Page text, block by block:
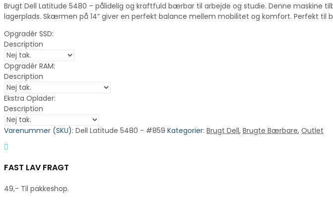
Brugt Dell Latitude 5480 – pålidelig og kraftfuld bærbar til arbejde og studie. Denne maskine
lagerplads. Skærmen på 14” giver en perfekt balance mellem mobilitet og komfort. Perfekt
Opgradér SSD:
Description
Opgradér RAM:
Description
Ekstra Oplader:
Description
Varenummer (SKU): Dell Latitude 5480 - #859 Kategorier: Brugt Dell, Brugte Bærbare, Outlet
FAST LAV FRAGT
49,- Til pakkeshop.